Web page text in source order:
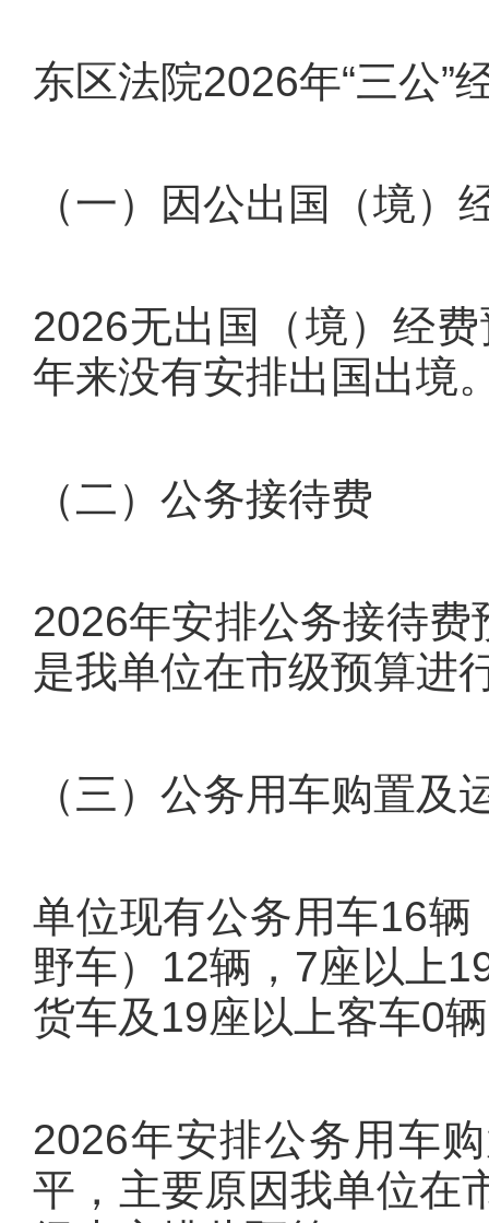
东区法院2026年“三公”
（一）因公出国（境）
2026无出国（境）经
年来没有安排出国出境
（二）公务接待费
2026年安排公务接待
是我单位在市级预算进
（三）公务用车购置及
单位现有公务用车16
野车）12辆，7座以上
货车及19座以上客车0
2026年安排公务用车
平，主要原因我单位在